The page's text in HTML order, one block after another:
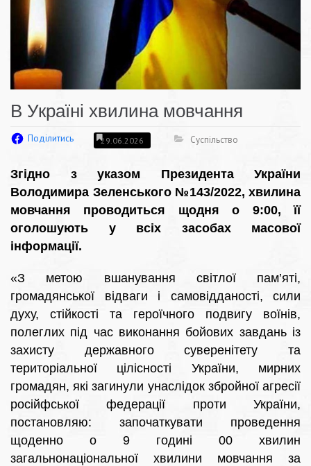
В Україні хвилина мовчання
Поділитись 29.06.2026 Суспільство
Згідно з указом Президента України
Володимира Зеленського №143/2022, хвилина
мовчання проводиться щодня о 9:00, її
оголошують у всіх засобах масової
інформації.
«З метою вшанування світлої пам’яті,
громадянської відваги і самовідданості, сили
духу, стійкості та героїчного подвигу воїнів,
полеглих під час виконання бойових завдань із
захисту державного суверенітету та
територіальної цілісності України, мирних
громадян, які загинули унаслідок збройної агресії
російфської федерації проти України,
постановляю: започаткувати проведення
щоденно о 9 годині 00 хвилин
загальнонаціональної хвилини мовчання за